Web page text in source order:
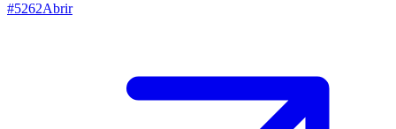
#5262Abrir